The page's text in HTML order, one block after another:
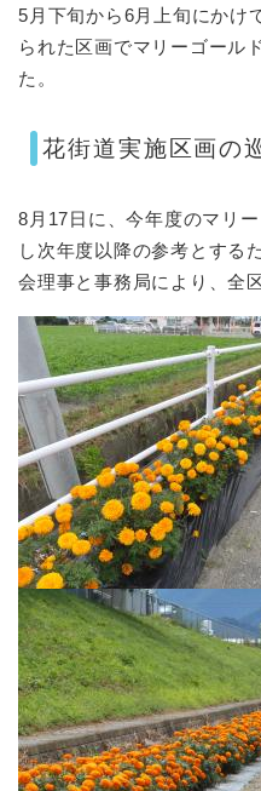
5月下旬から6月上旬にかけ
られた区画でマリーゴール
た。
花街道実施区画の
8月17日に、今年度のマリ
し次年度以降の参考とする
会理事と事務局により、全